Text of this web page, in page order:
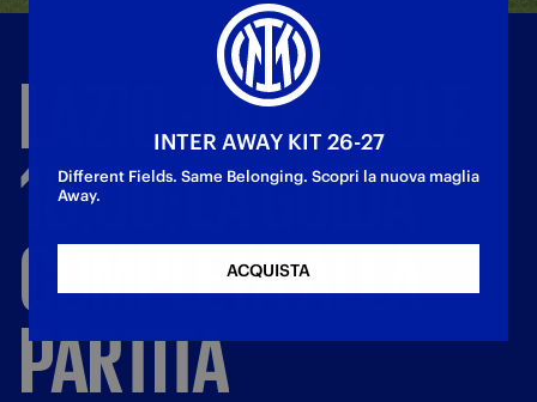
LAZIO-INTERALLE
18:00:LAGUIDA
COMPLETAALLA
PARTITA
INTER AWAY KIT 26-27
Different Fields. Same Belonging. Scopri la nuova maglia
Away.
ACQUISTA